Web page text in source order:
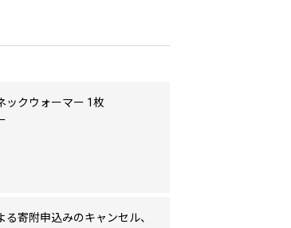
ックウォーマー 1枚
寄附申込みのキャンセル、